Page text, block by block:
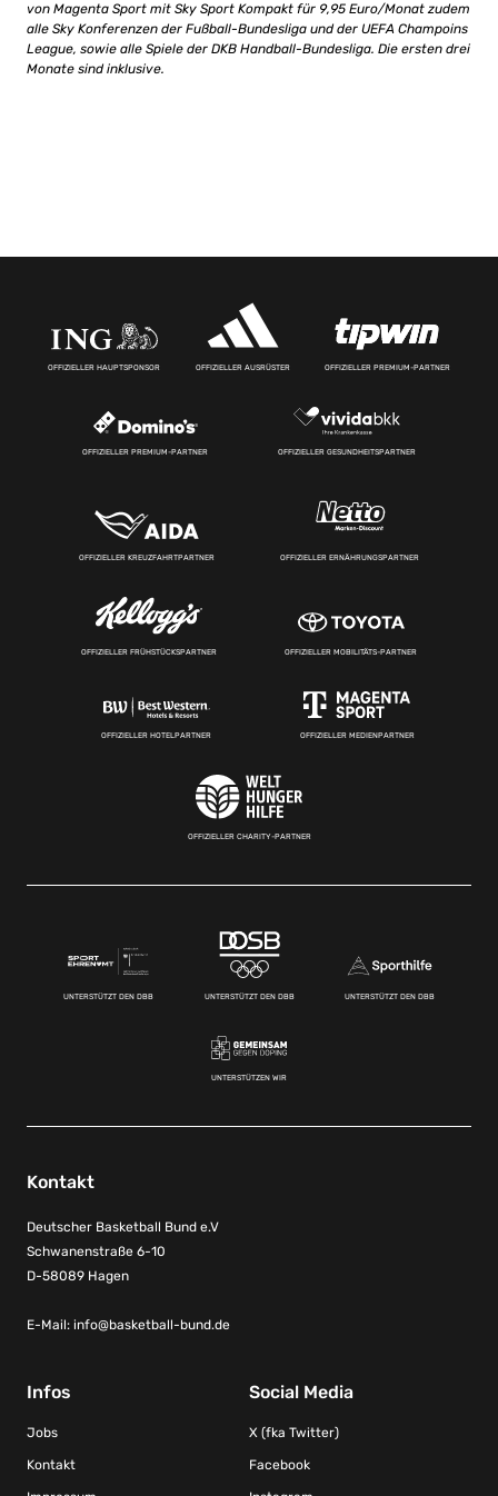
von Magenta Sport mit Sky Sport Kompakt für 9,95 Euro/Monat zudem
alle Sky Konferenzen der Fußball-Bundesliga und der UEFA Champoins
League, sowie alle Spiele der DKB Handball-Bundesliga. Die ersten drei
Monate sind inklusive.
OFFIZIELLER HAUPTSPONSOR OFFIZIELLER AUSRÜSTER OFFIZIELLER PREMIUM-PARTNER
OFFIZIELLER PREMIUM-PARTNER OFFIZIELLER GESUNDHEITSPARTNER
OFFIZIELLER KREUZFAHRTPARTNER OFFIZIELLER ERNÄHRUNGSPARTNER
OFFIZIELLER FRÜHSTÜCKSPARTNER OFFIZIELLER MOBILITÄTS-PARTNER
OFFIZIELLER HOTELPARTNER OFFIZIELLER MEDIENPARTNER
OFFIZIELLER CHARITY-PARTNER
UNTERSTÜTZT DEN DBB UNTERSTÜTZT DEN DBB UNTERSTÜTZT DEN DBB
UNTERSTÜTZEN WIR
Kontakt
Deutscher Basketball Bund e.V
Schwanenstraße 6-10
D-58089 Hagen
E-Mail: info@basketball-bund.de
Infos
Jobs
Kontakt
Social Media
X (fka Twitter)
Facebook